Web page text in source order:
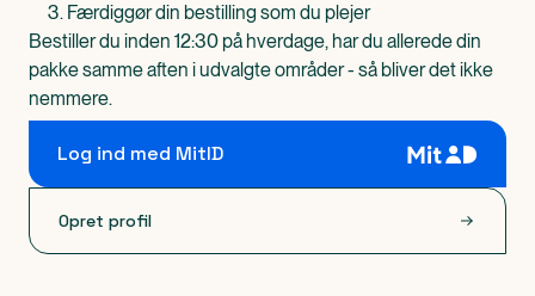
Færdiggør din bestilling som du plejer
Bestiller du inden 12:30 på hverdage, har du allerede din
pakke samme aften i udvalgte områder - så bliver det ikke
nemmere.
Log ind med MitID
Opret profil